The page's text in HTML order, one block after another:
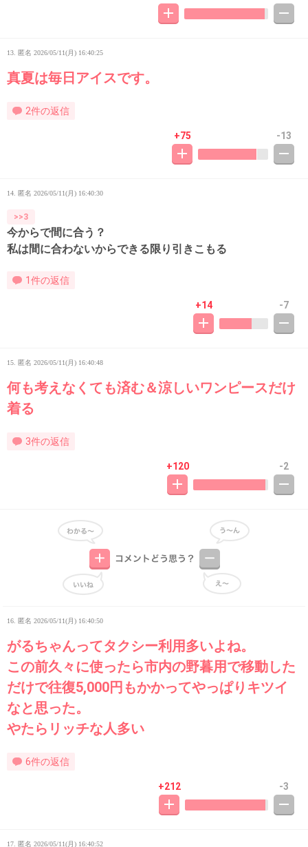
13. 匿名 2026/05/11(月) 16:40:25
真夏は毎日アイスです。
2件の返信
+75 -13
14. 匿名 2026/05/11(月) 16:40:30
>>3
今からで間に合う？
私は間に合わないからできる限り引きこもる
1件の返信
+14 -7
15. 匿名 2026/05/11(月) 16:40:48
何も考えなくても済む＆涼しいワンピースだけ
着る
3件の返信
+120 -2
16. 匿名 2026/05/11(月) 16:40:50
がるちゃんってタクシー利用多いよね。
この前久々に使ったら市内の野暮用で移動した
だけで往復5,000円もかかってやっぱりキツイ
なと思った。
やたらリッチな人多い
6件の返信
+212 -3
17. 匿名 2026/05/11(月) 16:40:52